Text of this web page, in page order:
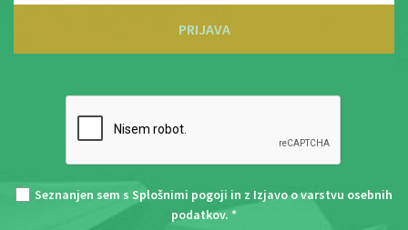
PRIJAVA
Seznanjen sem s Splošnimi pogoji in z Izjavo o varstvu osebnih
podatkov. *